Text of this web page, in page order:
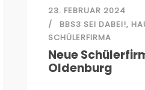
23. FEBRUAR 2024
BBS3 SEI DABEI!,
SCHÜLERFIRMA
Neue
Oldenburg